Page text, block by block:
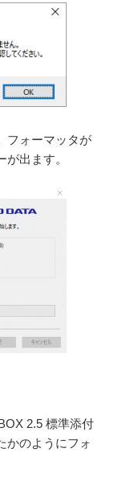
フォーマッタが
出ます。
2.5 標準添付
かのようにフォ